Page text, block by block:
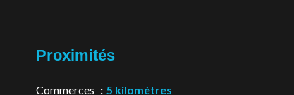
Proximités
Commerces
5 kilomètres